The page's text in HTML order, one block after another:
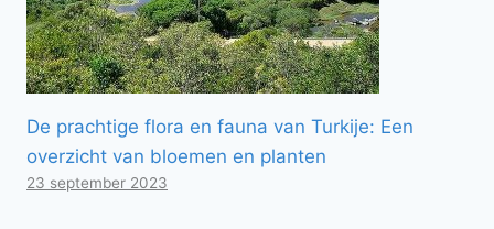
De prachtige flora en fauna van Turkije: Een
overzicht van bloemen en planten
23 september 2023